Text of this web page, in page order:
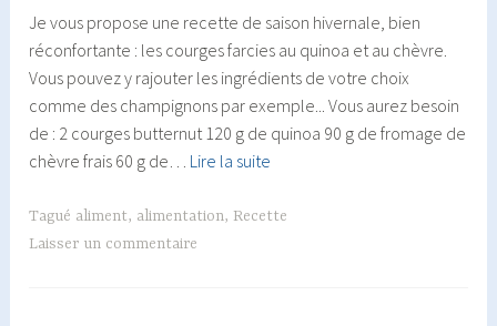
Je vous propose une recette de saison hivernale, bien
réconfortante : les courges farcies au quinoa et au chèvre.
Vous pouvez y rajouter les ingrédients de votre choix
comme des champignons par exemple... Vous aurez besoin
de : 2 courges butternut 120 g de quinoa 90 g de fromage de
chèvre frais 60 g de… Lire la suite
au
Tagué aliment, alimentation, Recette
Laisser un commentaire